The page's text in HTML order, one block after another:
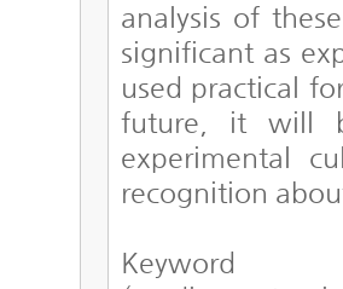
analysis of
significant as
used practical
future, it will
experimental
recognition
Keyword